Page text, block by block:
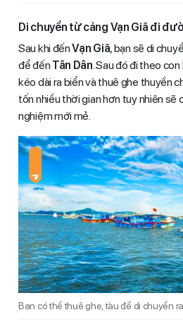
Di chuyển từ cảng Vạn Giã đi
Sau khi đếnVạn Giã, bạn sẽ di
để đến Tân Dân. Sau đó đi theo
kéo dài ra biển và thuê ghe thuyền
tốn nhiều thời gian hơn tuy nhiên sẽ
nghiệm mới mẻ.
Bạn có thể thuê ghe, tàu để di chuyển